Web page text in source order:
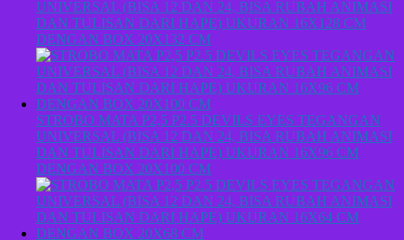
UNIVERSAL (BISA 12 DAN 24, BISA RUBAH ANIMASI
DAN TULISAN DARI HAPE) UKURAN 16X128 CM
DENGAN BOX 20X132 CM
STROBO MATA P2,5 P2.5 DEVILS EYES TEGANGAN
UNIVERSAL (BISA 12 DAN 24, BISA RUBAH ANIMASI
DAN TULISAN DARI HAPE) UKURAN 16X96 CM
DENGAN BOX 20X100 CM